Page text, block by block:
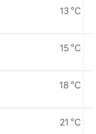
13 °C
15 °C
18 °C
21 °C